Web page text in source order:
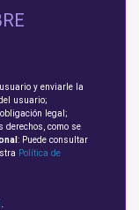
y enviarle la
usuario;
legal;
derechos, como se
: Puede consultar
Política de